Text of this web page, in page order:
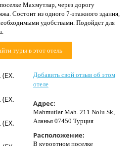
Махмутлар, через дорогу
Состоит из одного 7-этажного здания,
удобствами. Подойдет для
туры в этот отель
Добавить свой отзыв об этом
отеле
Адрес:
Mahmutlar Mah. 211 Nolu Sk,
Аланья 07450 Турция
Расположение:
В курортном поселке